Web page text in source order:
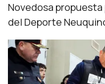
Novedosa
del Deporte